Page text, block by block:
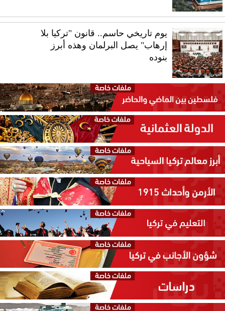
يوم تاريخي حاسم.. قانون "تركيا بلا
إرهاب" يصل البرلمان وهذه أبرز
بنوده